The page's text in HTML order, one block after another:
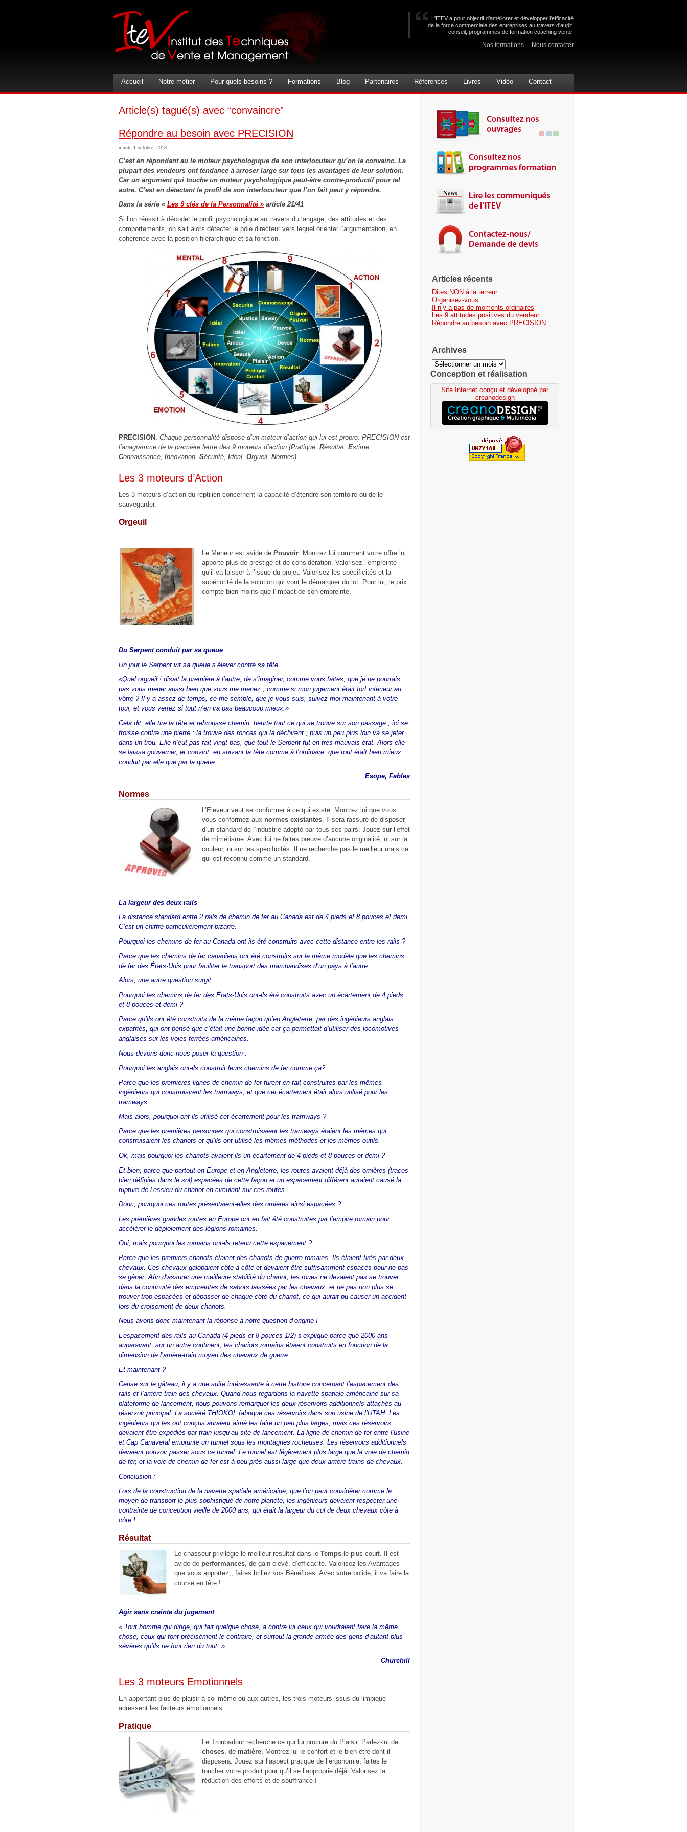
L'ITEV a pour objectif d'améliorer et développer l'efficacité
de la force commerciale des entreprises au travers d'audit,
conseil, programmes de formation coaching vente.
Nos formations | Nous contacter
Accueil Notre métier Pour quels besoins ? Formations Blog Partenaires Références Livres Vidéo Contact
Article(s) tagué(s) avec “convaincre”
Répondre au besoin avec PRECISION
mardi, 1 octobre, 2013
C’est en répondant au le moteur psychologique de son interlocuteur qu’on le convainc. La
plupart des vendeurs ont tendance à arroser large sur tous les avantages de leur solution.
Car un argument qui touche un moteur psychologique peut-être contre-productif pour tel
autre. C’est en détectant le profil de son interlocuteur que l’on fait peut y répondre.
Dans la série « Les 9 clés de la Personnalité » article 21/41
Si l’on réussit à décoder le profil psychologique au travers du langage, des attitudes et des
comportements, on sait alors détecter le pôle directeur vers lequel orienter l’argumentation, en
cohérence avec la position hiérarchique et sa fonction.
PRECISION. Chaque personnalité dispose d’un moteur d’action qui lui est propre. PRECISION est
l’anagramme de la première lettre des 9 moteurs d’action (Pratique, Résultat, Estime,
Connaissance, Innovation, Sécurité, Idéal, Orgueil, Normes)
Les 3 moteurs d’Action
Les 3 moteurs d’action du reptilien concernent la capacité d’étendre son territoire ou de le
sauvegarder.
Orgeuil
Le Meneur est avide dePouvoir. Montrez lui comment votre offre lui
apporte plus de prestige et de considération. Valorisez l’empreinte
qu’il va laisser à l’issue du projet. Valorisez les spécificités et la
supériorité de la solution qui vont le démarquer du lot. Pour lui, le prix
compte bien moins que l’impact de son empreinte.
Du Serpent conduit par sa queue
Un jour le Serpent vit sa queue s’élever contre sa tête.
«Quel orgueil ! disait la première à l’autre, de s’imaginer, comme vous faites, que je ne pourrais
pas vous mener aussi bien que vous me menez ; comme si mon jugement était fort inférieur au
vôtre ? Il y a assez de temps, ce me semble, que je vous suis, suivez-moi maintenant à votre
tour, et vous verrez si tout n’en ira pas beaucoup mieux.»
Cela dit, elle tire la tête et rebrousse chemin, heurte tout ce qui se trouve sur son passage ; ici se
froisse contre une pierre ; là trouve des ronces qui la déchirent ; puis un peu plus loin va se jeter
dans un trou. Elle n’eut pas fait vingt pas, que tout le Serpent fut en très-mauvais état. Alors elle
se laissa gouverner, et convint, en suivant la tête comme à l’ordinaire, que tout était bien mieux
conduit par elle que par la queue.
Esope, Fables
Normes
L’Eleveur veut se conformer à ce qui existe. Montrez lui que vous
vous conformez aux normes existantes. Il sera rassuré de disposer
d’un standard de l’industrie adopté par tous ses pairs. Jouez sur l’effet
de mimétisme. Avec lui ne faites preuve d’aucune originalité, ni sur la
couleur, ni sur les spécificités. Il ne recherche pas le meilleur mais ce
qui est reconnu comme un standard.
La largeur des deux rails
La distance standard entre 2 rails de chemin de fer au Canada est de 4 pieds et 8 pouces et demi.
C’est un chiffre particulièrement bizarre.
Pourquoi les chemins de fer au Canada ont-ils été construits avec cette distance entre les rails ?
Parce que les chemins de fer canadiens ont été construits sur le même modèle que les chemins
de fer des États-Unis pour faciliter le transport des marchandises d’un pays à l’autre.
Alors, une autre question surgit :
Pourquoi les chemins de fer des États-Unis ont-ils été construits avec un écartement de 4 pieds
et 8 pouces et demi ?
Parce qu’ils ont été construits de la même façon qu’en Angleterre, par des ingénieurs anglais
expatriés, qui ont pensé que c’était une bonne idée car ça permettait d’utiliser des locomotives
anglaises sur les voies ferrées américaines.
Nous devons donc nous poser la question :
Pourquoi les anglais ont-ils construit leurs chemins de fer comme ça?
Parce que les premières lignes de chemin de fer furent en fait construites par les mêmes
ingénieurs qui construisirent les tramways, et que cet écartement était alors utilisé pour les
tramways.
Mais alors, pourquoi ont-ils utilisé cet écartement pour les tramways ?
Parce que les premières personnes qui construisaient les tramways étaient les mêmes qui
construisaient les chariots et qu’ils ont utilisé les mêmes méthodes et les mêmes outils.
Ok, mais pourquoi les chariots avaient-ils un écartement de 4 pieds et 8 pouces et demi ?
Et bien, parce que partout en Europe et en Angleterre, les routes avaient déjà des ornières (traces
bien définies dans le sol) espacées de cette façon et un espacement différent auraient causé la
rupture de l’essieu du chariot en circulant sur ces routes.
Donc, pourquoi ces routes présentaient-elles des ornières ainsi espacées ?
Les premières grandes routes en Europe ont en fait été construites par l’empire romain pour
accélérer le déploiement des légions romaines.
Oui, mais pourquoi les romains ont-ils retenu cette espacement ?
Parce que les premiers chariots étaient des chariots de guerre romains. Ils étaient tirés par deux
chevaux. Ces chevaux galopaient côte à côte et devaient être suffisamment espacés pour ne pas
se gêner. Afin d’assurer une meilleure stabilité du chariot, les roues ne devaient pas se trouver
dans la continuité des empreintes de sabots laissées par les chevaux, et ne pas non plus se
trouver trop espacées et dépasser de chaque côté du chariot, ce qui aurait pu causer un accident
lors du croisement de deux chariots.
Nous avons donc maintenant la réponse à notre question d’origine !
L’espacement des rails au Canada (4 pieds et 8 pouces 1/2) s’explique parce que 2000 ans
auparavant, sur un autre continent, les chariots romains étaient construits en fonction de la
dimension de l’arrière-train moyen des chevaux de guerre.
Et maintenant ?
Cerise sur le gâteau, il y a une suite intéressante à cette histoire concernant l’espacement des
rails et l’arrière-train des chevaux. Quand nous regardons la navette spatiale américaine sur sa
plateforme de lancement, nous pouvons remarquer les deux réservoirs additionnels attachés au
réservoir principal. La société THIOKOL fabrique ces réservoirs dans son usine de l’UTAH. Les
ingénieurs qui les ont conçus auraient aimé les faire un peu plus larges, mais ces réservoirs
devaient être expédiés par train jusqu’au site de lancement. La ligne de chemin de fer entre l’usine
et Cap Canaveral emprunte un tunnel sous les montagnes rocheuses. Les réservoirs additionnels
devaient pouvoir passer sous ce tunnel. Le tunnel est légèrement plus large que la voie de chemin
de fer, et la voie de chemin de fer est à peu près aussi large que deux arrière-trains de chevaux.
Conclusion :
Lors de la construction de la navette spatiale américaine, que l’on peut considérer comme le
moyen de transport le plus sophistiqué de notre planète, les ingénieurs devaient respecter une
contrainte de conception vieille de 2000 ans, qui était la largeur du cul de deux chevaux côte à
côte !
Résultat
Le chasseur privilégie le meilleur résultat dans le Tempsle plus court. Il est
avide de performances, de gain élevé, d’efficacité. Valorisez les Avantages
que vous apportez,, faites brillez vos Bénéfices. Avec votre bolide, il va faire la
course en tête !
Agir sans crainte du jugement
« Tout homme qui dirige, qui fait quelque chose, a contre lui ceux qui voudraient faire la même
chose, ceux qui font précisément le contraire, et surtout la grande armée des gens d’autant plus
sévères qu’ils ne font rien du tout. »
Churchill
Les 3 moteurs Emotionnels
En apportant plus de plaisir à soi-même ou aux autres, les trois moteurs issus du limbique
adressent les facteurs émotionnels.
Pratique
Le Troubadour recherche ce qui lui procure du Plaisir. Parlez-lui de
choses, de matière, Montrez lui le confort et le bien-être dont il
disposera. Jouez sur l’aspect pratique de l’ergonomie, faites le
toucher votre produit pour qu’il se l’approprie déjà. Valorisez la
réduction des efforts et de souffrance !
Articles récents
Dites NON à la terreur
Organisez-vous
Il n’y a pas de moments ordinaires
Les 9 attitudes positives du vendeur
Répondre au besoin avec PRECISION
Archives
Archives
Conception et réalisation
Site Internet conçu et développé par
creanodesign